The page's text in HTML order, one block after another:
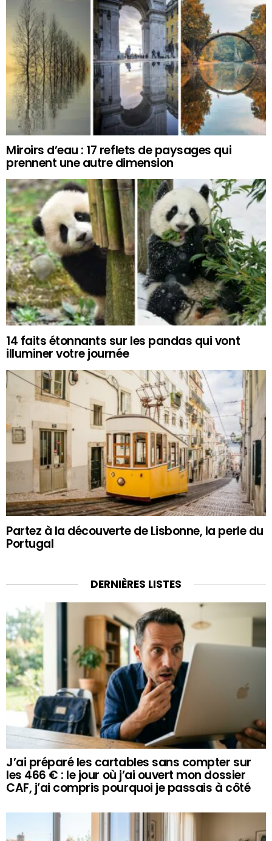
Miroirs d’eau : 17 reflets de paysages qui
prennent une autre dimension
14 faits étonnants sur les pandas qui vont
illuminer votre journée
Partez à la découverte de Lisbonne, la perle du
Portugal
DERNIÈRES LISTES
J’ai préparé les cartables sans compter sur
les 466 € : le jour où j’ai ouvert mon dossier
CAF, j’ai compris pourquoi je passais à côté